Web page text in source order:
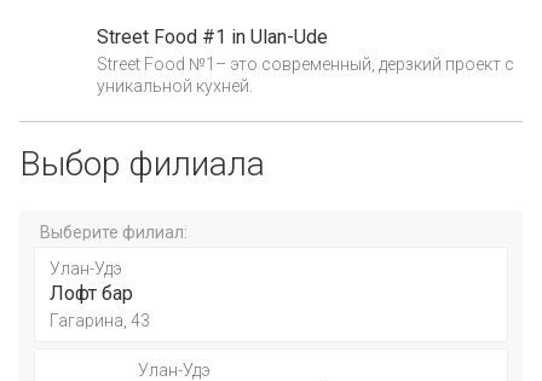
Street Food #1 in Ulan-Ude
Street Food №1– это современный, дерзкий проект с
уникальной кухней.
Выбор филиала
Выберите филиал:
Улан-Удэ
Лофт бар
Гагарина, 43
Улан-Удэ